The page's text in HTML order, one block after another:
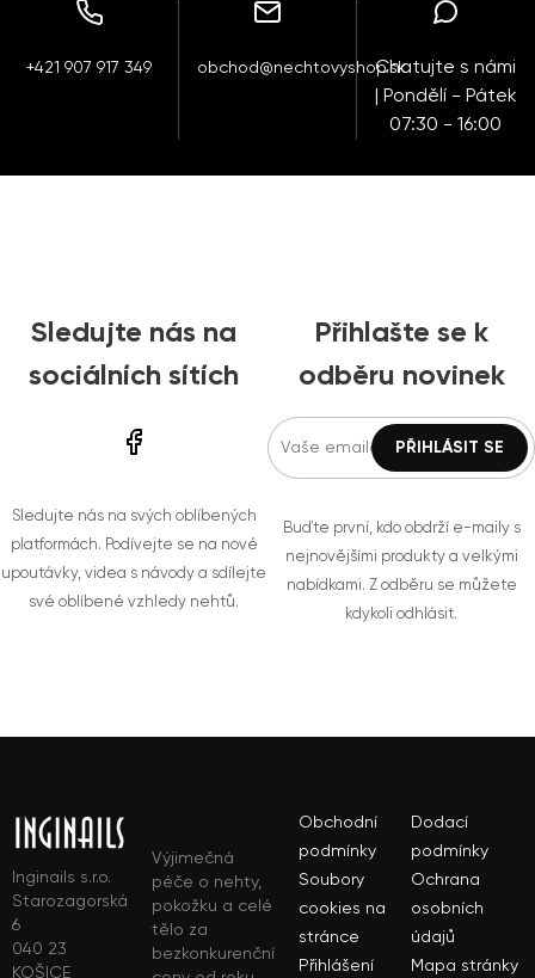
+421 907 917 349 obchod@nechtovyshop.skChatujte s námi
| Pondělí - Pátek
07:30 - 16:00
Sledujte nás na
sociálních sítích
Sledujte nás na svých oblíbených
platformách. Podívejte se na nové
upoutávky, videa s návody a sdílejte
své oblíbené vzhledy nehtů.
Přihlašte se k
odběru novinek
Buďte první, kdo obdrží e-maily s
nejnovějšími produkty a velkými
nabídkami. Z odběru se můžete
kdykoli odhlásit.
Inginails s.r.o.
Starozagorská
6
040 23
KOŠICE
Výjimečná
péče o nehty,
pokožku a celé
tělo za
bezkonkurenční
Obchodní
podmínky
Dodací
podmínky
Soubory
cookies na
stránce
Ochrana
osobních
údajů
Přihlášení
Mapa stránky